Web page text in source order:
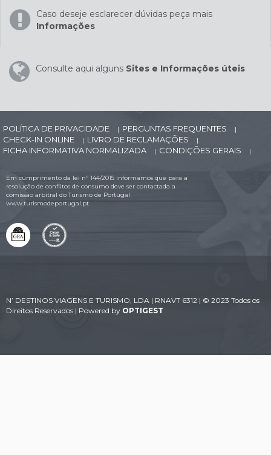
Caso deseje esclarecer dúvidas peça mais
Informações
Consulte aqui alguns Sites e Informações úteis
POLÍTICA DE PRIVACIDADE | PERGUNTAS FREQUENTES |
CHECK-IN ONLINE | LIVRO DE RECLAMAÇÕES |
FICHA INFORMATIVA NORMALIZADA | CONDIÇÕES GERAIS |
Em cumprimento da lei nº 144/2015 informamos que para a
resolução de conflitos de consumo deve ser contactada a
comissão arbitral do Turismo de Portugal
www.turismodeportugal.pt
N’ DESTINOS VIAGENS E TURISMO, LDA | RNAVT 6312 | © 2023 Todos os
Direitos Reservados | Powered by OPTIGEST